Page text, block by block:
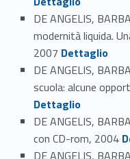
DE ANGELIS,
modernità liquida.
2007 Link identifier #identifier_person_168901-43
Dettaglio
DE ANGELIS,
scuola: alcune
Dettaglio
DE ANGELIS,
con CD-rom, 2004 Link identifier #identifier_person_113327-45
DE ANGELIS,